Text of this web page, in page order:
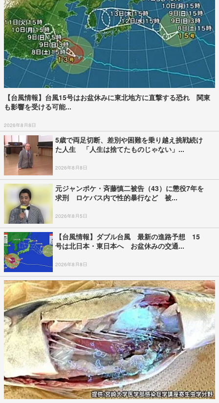
【台風情報】台風15号はお盆休みに東北地方に直撃する恐れ 関東
も影響を受ける可能...
2026年8月8日
5歳で両足切断、差別や困難を乗り越え挑戦続け
た人生 「人生は捨てたものじゃない」...
2026年8月8日
元ジャンポケ・斉藤慎二被告（43）に懲役7年を
求刑 ロケバス内で性的暴行など 被...
2026年8月5日
【台風情報】ダブル台風 最新の進路予想 15
号は北日本・東日本へ お盆休みの交通...
2026年8月8日